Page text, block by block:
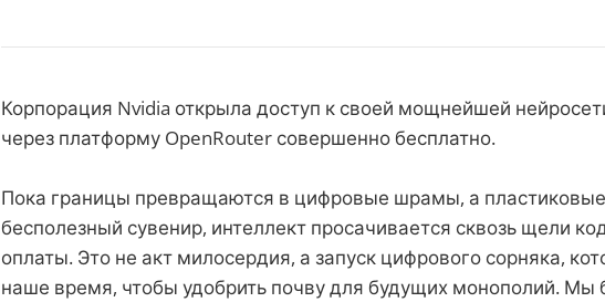
Корпорация Nvidia открыла доступ к своей мощнейшей
через платформу OpenRouter совершенно бесплатно.
Пока границы превращаются в цифровые шрамы, а
бесполезный сувенир, интеллект просачивается сквозь щели
оплаты. Это не акт милосердия, а запуск цифрового сорняка,
наше время, чтобы удобрить почву для будущих монополий. Мы